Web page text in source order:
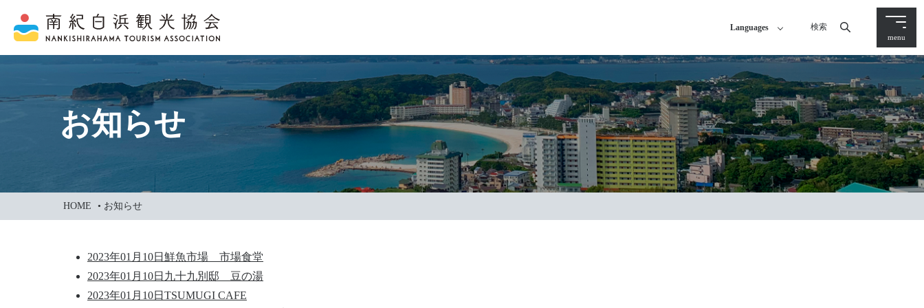
ッ
Languages 検索
menu
お知らせ
HOME • お知らせ
2023年01月10日 鮮魚市場 市場食堂
2023年01月10日 九十九別邸 豆の湯
2023年01月10日 TSUMUGI CAFE